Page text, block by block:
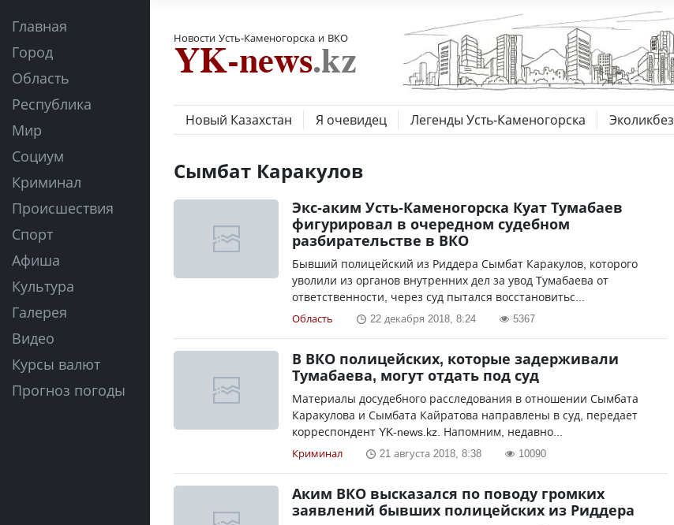
Главная
Город
Область
Республика
Мир
Социум
Криминал
Происшествия
Спорт
Афиша
Культура
Галерея
Видео
Курсы валют
Прогноз погоды
Новости Усть-Каменогорска и ВКО
Новый Казахстан Я очевидец Легенды Усть-Каменогорска Эколикбез
Сымбат Каракулов
Экс-аким Усть-Каменогорска Куат Тумабаев
фигурировал в очередном судебном
разбирательстве в ВКО
Бывший полицейский из Риддера Сымбат Каракулов, которого
уволили из органов внутренних дел за увод Тумабаева от
ответственности, через суд пытался восстановитьс...
Область 22 декабря 2018, 8:24 5367
В ВКО полицейских, которые задерживали
Тумабаева, могут отдать под суд
Материалы досудебного расследования в отношении Сымбата
Каракулова и Сымбата Кайратова направлены в суд, передает
корреспондент YK-news.kz. Напомним, недавно...
Криминал 21 августа 2018, 8:38 10090
Аким ВКО высказался по поводу громких
заявлений бывших полицейских из Риддера